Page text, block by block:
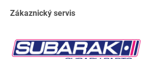
Zákaznický servis